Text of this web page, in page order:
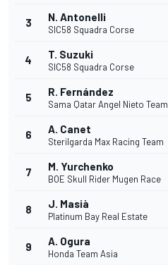
3 N. Antonelli
SIC58 Squadra Corse
4 T. Suzuki
SIC58 Squadra Corse
5 R. Fernández
Sama Qatar Angel Nieto Team
6 A. Canet
Sterilgarda Max Racing Team
7 M. Yurchenko
BOE Skull Rider Mugen Race
8 J. Masià
Platinum Bay Real Estate
9 A. Ogura
Honda Team Asia